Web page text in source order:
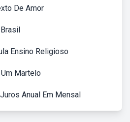
De Amor
Ensino Religioso
Martelo
Anual Em Mensal